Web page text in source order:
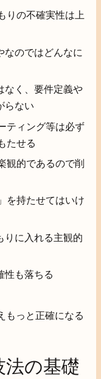
りの不確実性は上
なのではどんなに
なく、要件定義や
らない
ティング等は必ず
たせる
観的であるので削
を持たせてはいけ
りに入れる主観的
性も落ちる
もっと正確になる
の基礎